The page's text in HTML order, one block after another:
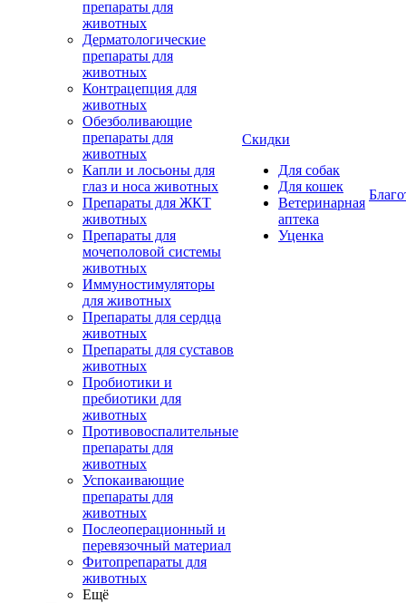
препараты для
животных
Дерматологические
препараты для
животных
Контрацепция для
животных
Обезболивающие
препараты для
животных
Капли и лосьоны для
глаз и носа животных
Препараты для ЖКТ
животных
Препараты для
мочеполовой системы
животных
Иммуностимуляторы
для животных
Препараты для сердца
животных
Препараты для суставов
животных
Пробиотики и
пребиотики для
животных
Противовоспалительные
препараты для
животных
Успокаивающие
препараты для
животных
Послеоперационный и
перевязочный материал
Фитопрепараты для
животных
Ещё
Скидки
Для собак
Для кошек
Ветеринарная
аптека
Уценка